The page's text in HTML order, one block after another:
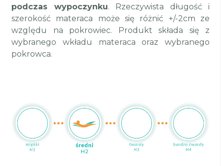
podczas wypoczynku. Rzeczywista długość i
szerokość materaca może się różnić +/-2cm ze
względu na pokrowiec. Produkt składa się z
wybranego wkładu materaca oraz wybranego
pokrowca.